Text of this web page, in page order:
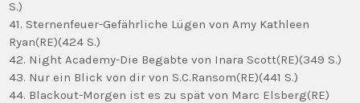
S.)
41. Sternenfeuer-Gefährliche Lügen von Amy Kathleen
Ryan(RE)(424 S.)
42. Night Academy-Die Begabte von Inara Scott(RE)(349 S.)
43. Nur ein Blick von dir von S.C.Ransom(RE)(441 S.)
44. Blackout-Morgen ist es zu spät von Marc Elsberg(RE)